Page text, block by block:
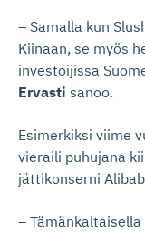
– Samalla kun
Kiinaan, se myös
investoijissa
Ervasti sanoo.
Esimerkiksi viime
vieraili puhujana
jättikonserni
–